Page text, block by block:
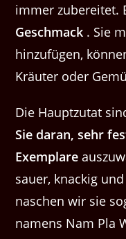
immer zubereitet.
Geschmack . Sie
hinzufügen,
Kräuter oder
Die Hauptzutat
Sie daran, sehr
Exemplare
sauer, knackig
naschen wir sie
namens Nam Pla